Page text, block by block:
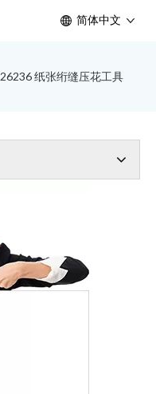
简体中文
26236 纸张绗缝压花工具